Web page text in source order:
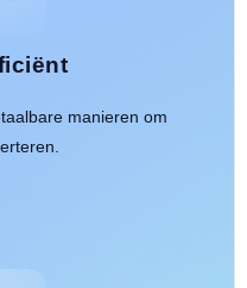
manieren om